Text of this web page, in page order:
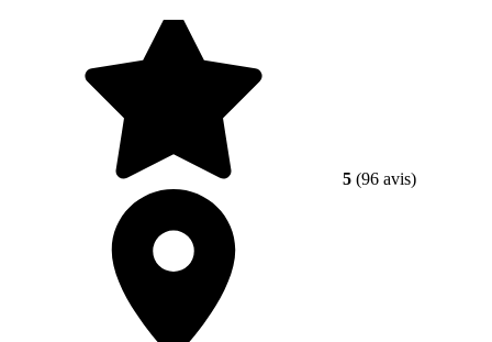
5 (96 avis)